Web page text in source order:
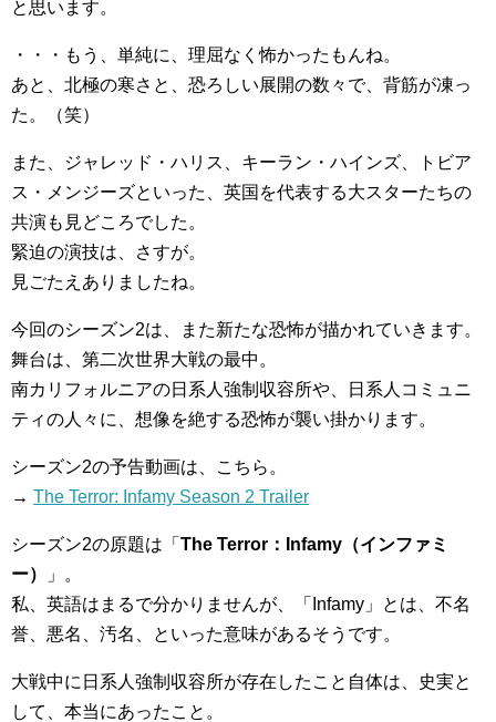
と思います。
・・・もう、単純に、理屈なく怖かったもんね。
あと、北極の寒さと、恐ろしい展開の数々で、背筋が凍っ
た。（笑）
また、ジャレッド・ハリス、キーラン・ハインズ、トビア
ス・メンジーズといった、英国を代表する大スターたちの
共演も見どころでした。
緊迫の演技は、さすが。
見ごたえありましたね。
今回のシーズン2は、また新たな恐怖が描かれていきます。
舞台は、第二次世界大戦の最中。
南カリフォルニアの日系人強制収容所や、日系人コミュニ
ティの人々に、想像を絶する恐怖が襲い掛かります。
シーズン2の予告動画は、こちら。
→ The Terror: Infamy Season 2 Trailer
シーズン2の原題は「 The Terror：Infamy（インファミ
ー）
」。
私、英語はまるで分かりませんが、「Infamy」とは、不名
誉、悪名、汚名、といった意味があるそうです。
大戦中に日系人強制収容所が存在したこと自体は、史実と
して、本当にあったこと。